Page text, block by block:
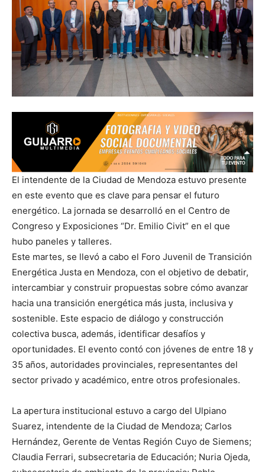
El intendente de la Ciudad de Mendoza estuvo presente
en este evento que es clave para pensar el futuro
energético. La jornada se desarrolló en el Centro de
Congreso y Exposiciones “Dr. Emilio Civit” en el que
hubo paneles y talleres.
Este martes, se llevó a cabo el Foro Juvenil de Transición
Energética Justa en Mendoza, con el objetivo de debatir,
intercambiar y construir propuestas sobre cómo avanzar
hacia una transición energética más justa, inclusiva y
sostenible. Este espacio de diálogo y construcción
colectiva busca, además, identificar desafíos y
oportunidades. El evento contó con jóvenes de entre 18 y
35 años, autoridades provinciales, representantes del
sector privado y académico, entre otros profesionales.
La apertura institucional estuvo a cargo del Ulpiano
Suarez, intendente de la Ciudad de Mendoza; Carlos
Hernández, Gerente de Ventas Región Cuyo de Siemens;
Claudia Ferrari, subsecretaria de Educación; Nuria Ojeda,